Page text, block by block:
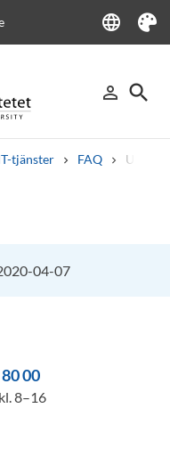
language
Language
Tema
person_outline
Logga in
search
Sök
tjänster FAQ Utskrift
04-07
00
8–16